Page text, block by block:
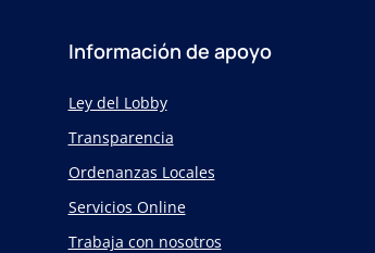
Información de apoyo
Ley del Lobby
Transparencia
Ordenanzas Locales
Servicios Online
Trabaja con nosotros